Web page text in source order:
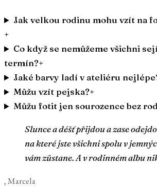
Jak velkou rodinu mohu vzít na
+
Co když se nemůžeme všichni
termín?+
Jaké barvy ladí v ateliéru
Můžu vzít pejska?+
Můžu fotit jen sourozence bez
Slunce a déšť přijdou a zase
na které jste všichni spolu v
vám zůstane. A v rodinném albu
, Marcela